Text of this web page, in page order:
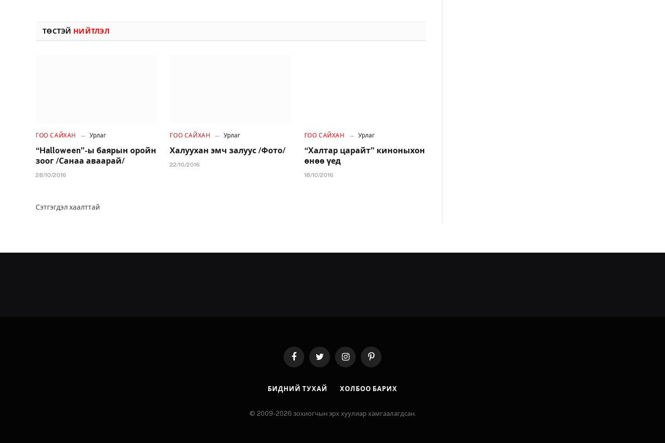
ТӨСТЭЙ НИЙТЛЭЛ
ГОО САЙХАН Урлаг
“Halloween”-ы баярын оройн
зоог /Санаа аваарай/
28/10/2016
ГОО САЙХАН Урлаг
Халуухан эмч залуус /Фото/
22/10/2016
ГОО САЙХАН Урлаг
“Халтар царайт” киноныхон
өнөө үед
18/10/2016
Сэтгэгдэл хаалттай
FacebookTwitter InstagramPinterest
БИДНИЙ ТУХАЙ ХОЛБОО БАРИХ
© 2009-2026 зохиогчын эрх хуулиар хамгаалагдсан.